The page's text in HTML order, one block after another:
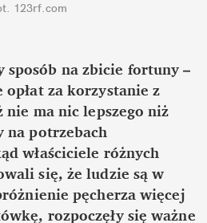
123rf.com
na zbicie fortuny –
za korzystanie z
ma nic lepszego niż
na potrzebach
właściciele różnych
się, że ludzie są w
pęcherza więcej
rozpoczęły się ważne